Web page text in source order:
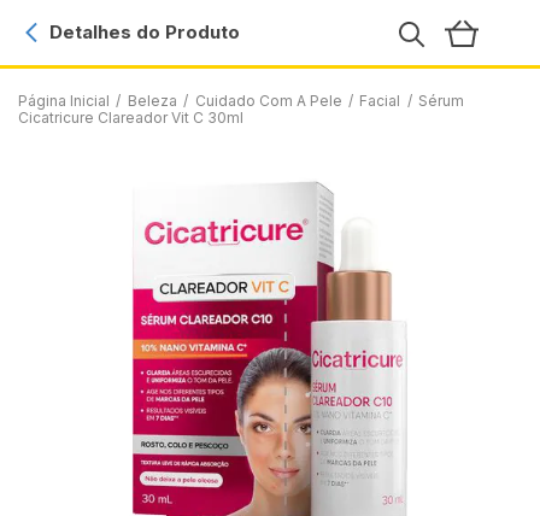
Página Inicial / Beleza / Cuidado Com A Pele / Facial / Sérum
Cicatricure Clareador Vit C 30ml
Detalhes do Produto